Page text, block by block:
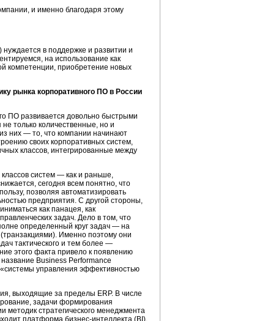
и именно благодаря этому
в поддержке и развитии и
на использование как
компетенции, приобретение новых
рынка корпоративного ПО в России
ПО развивается довольно быстрыми
только количественные, но и
них — то, что компании начинают
своих корпоративных систем,
классов, интегрированные между
систем — как и раньше,
сегодня всем понятно, что
позволяя автоматизировать
предприятия. С другой стороны,
как панацея, как
задач. Дело в том, что
определенный круг задач — на
Именно поэтому они
тактического и тем более —
этого факта привело к появлению
Business Performance
управления эффективностью
выходящие за пределы ERP. В числе
задачи формирования
методик стратегического менеджмента
платформа бизнес-интеллекта (BI),